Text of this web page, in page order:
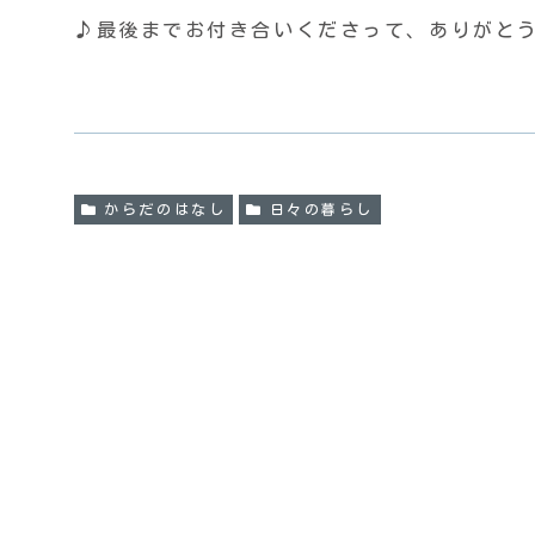
♪最後までお付き合いくださって、ありがと
からだのはなし 日々の暮らし